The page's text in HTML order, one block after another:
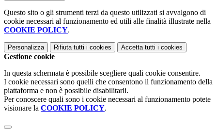
Questo sito o gli strumenti terzi da questo utilizzati si avvalgono di
cookie necessari al funzionamento ed utili alle finalità illustrate nella
COOKIE POLICY.
Personalizza Rifiuta tutti i cookies Accetta tutti i cookies
Gestione cookie
In questa schermata è possibile scegliere quali cookie consentire.
I cookie necessari sono quelli che consentono il funzionamento della
piattaforma e non è possibile disabilitarli.
Per conoscere quali sono i cookie necessari al funzionamento potete
visionare la COOKIE POLICY.